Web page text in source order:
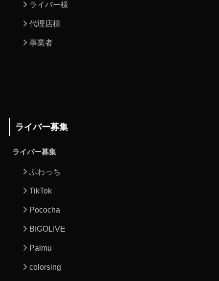
ライバー様
代理店様
事業者
ライバー募集
ライバー募集
ふわっち
TikTok
Pococha
BIGOLIVE
Palmu
colorsing